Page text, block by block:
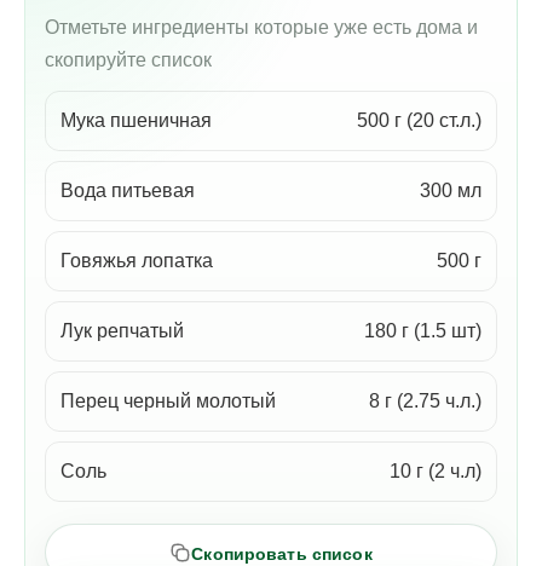
Отметьте ингредиенты которые уже есть дома и
скопируйте список
Мука пшеничная 500 г (20 ст.л.)
Вода питьевая 300 мл
Говяжья лопатка 500 г
Лук репчатый 180 г (1.5 шт)
Перец черный молотый 8 г (2.75 ч.л.)
Соль 10 г (2 ч.л)
Скопировать список